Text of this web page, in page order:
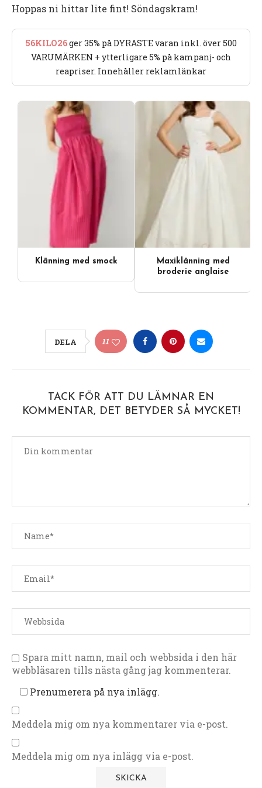
Hoppas ni hittar lite fint! Söndagskram!
56KILO26ger 35% på DYRASTE varan inkl. över 500
VARUMÄRKEN + ytterligare 5% på kampanj- och
reapriser. Innehåller reklamlänkar
Klänning med smock
Maxiklänning med
broderie anglaise
DELA 11
TACK FÖR ATT DU LÄMNAR EN
KOMMENTAR, DET BETYDER SÅ MYCKET!
Spara mitt namn, mail och webbsida i den här
webbläsaren tills nästa gång jag kommenterar.
Prenumerera på nya inlägg.
Meddela mig om nya kommentarer via e-post.
Meddela mig om nya inlägg via e-post.